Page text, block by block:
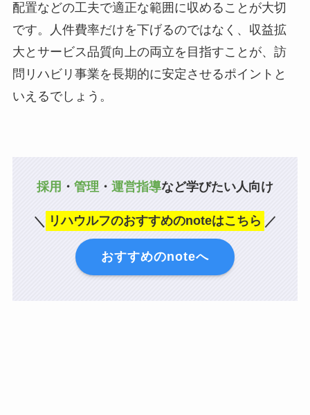
配置などの工夫で適正な範囲に収めることが大切
です。人件費率だけを下げるのではなく、収益拡
大とサービス品質向上の両立を目指すことが、訪
問リハビリ事業を長期的に安定させるポイントと
いえるでしょう。
採用 ・ 管理 ・ 運営指導など学びたい人向け
＼ リハウルフのおすすめのnoteはこちら ／
おすすめのnoteへ